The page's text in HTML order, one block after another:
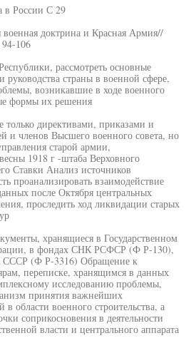
в России С 29
доктрина и Красная Армия//
106
рассмотреть основные
руководства страны в военной сфере,
возникавшие в ходе военного
формы их решения
директивами, приказами и
и членов Высшего военного совета, но
старой армии,
1918 г -штаба Верховного
Ставки Анализ источников
проанализировать взаимодействие
после Октября центральных
проследить ход ликвидации старых
хранящиеся в Государственном
в фондах СНК РСФСР (Ф Р-130),
(Ф Р-3316) Обращение к
переписке, хранящимся в данных
исследованию проблемы,
принятия важнейших
области военного строительства, а
соприкосновения в деятельности
власти и центрального аппарата